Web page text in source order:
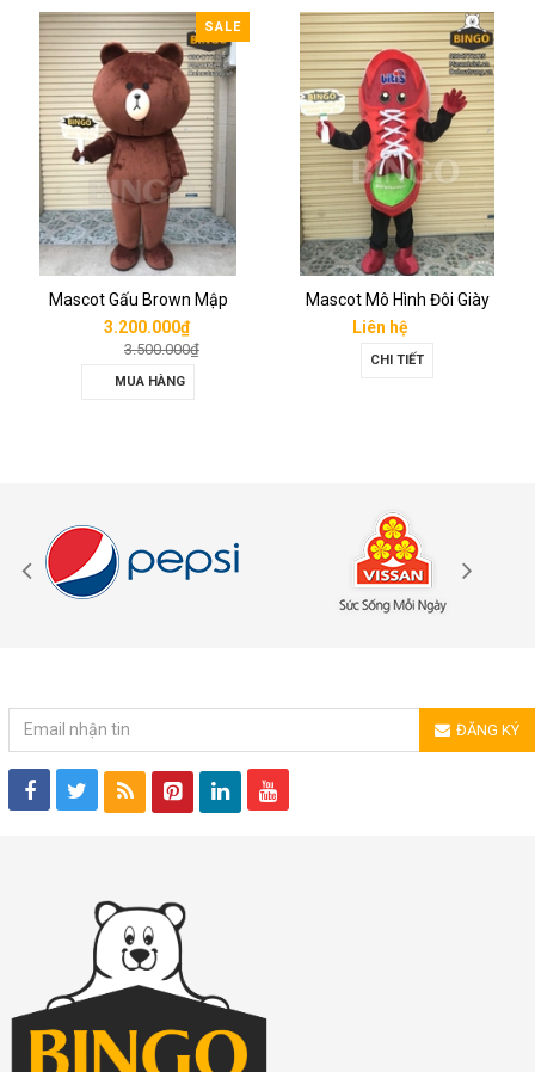
SALE
Mascot Gấu Brown Mập
3.200.000₫
3.500.000₫
MUA HÀNG
Mascot Mô Hình Đôi Giày
Liên hệ
CHI TIẾT
ĐĂNG KÝ